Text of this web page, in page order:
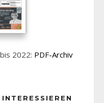
2022: PDF-Archiv